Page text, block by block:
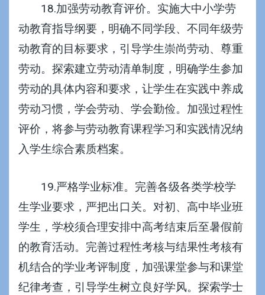
18.加强劳动教育评价。实施大中小学劳
动教育指导纲要，明确不同学段、不同年级劳
动教育的目标要求，引导学生崇尚劳动、尊重
劳动。探索建立劳动清单制度，明确学生参加
劳动的具体内容和要求，让学生在实践中养成
劳动习惯，学会劳动、学会勤俭。加强过程性
评价，将参与劳动教育课程学习和实践情况纳
入学生综合素质档案。
19.严格学业标准。完善各级各类学校学
生学业要求，严把出口关。对初、高中毕业班
学生，学校须合理安排中高考结束后至暑假前
的教育活动。完善过程性考核与结果性考核有
机结合的学业考评制度，加强课堂参与和课堂
纪律考查，引导学生树立良好学风。探索学士